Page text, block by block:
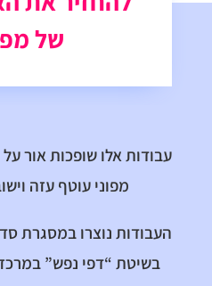
של
עבודות אלו שופכות אור
מפוני עוטף עזה
העבודות נוצרו במסגרת
בשיטת “דפי נפש”